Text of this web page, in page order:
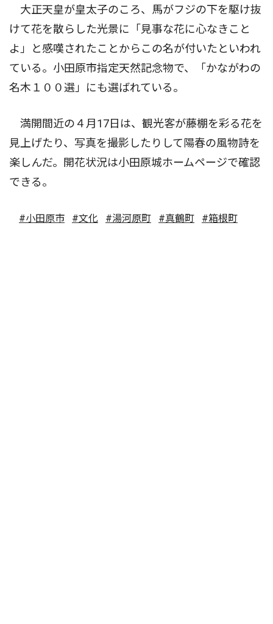
大正天皇が皇太子のころ、馬がフジの下を駆け抜
けて花を散らした光景に「見事な花に心なきこと
よ」と感嘆されたことからこの名が付いたといわれ
ている。小田原市指定天然記念物で、「かながわの
名木１００選」にも選ばれている。
満開間近の４月17日は、観光客が藤棚を彩る花を
見上げたり、写真を撮影したりして陽春の風物詩を
楽しんだ。開花状況は小田原城ホームページで確認
できる。
#小田原市 #文化 #湯河原町 #真鶴町 #箱根町